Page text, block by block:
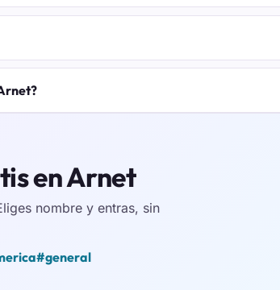
en Arnet
nombre y entras, sin
#general